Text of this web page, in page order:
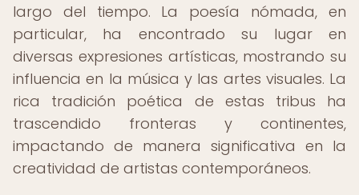
largo del tiempo. La poesía nómada, en
particular, ha encontrado su lugar en
diversas expresiones artísticas, mostrando su
influencia en la música y las artes visuales. La
rica tradición poética de estas tribus ha
trascendido fronteras y continentes,
impactando de manera significativa en la
creatividad de artistas contemporáneos.